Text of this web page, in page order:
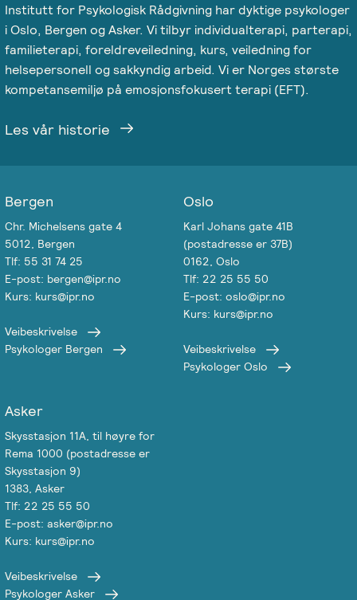
Institutt for Psykologisk Rådgivning har dyktige psykologer
i Oslo, Bergen og Asker. Vi tilbyr individualterapi, parterapi,
familieterapi, foreldreveiledning, kurs, veiledning for
helsepersonell og sakkyndig arbeid. Vi er Norges største
kompetansemiljø på emosjonsfokusert terapi (EFT).
Les vår historie
Bergen
Chr. Michelsens gate 4
5012, Bergen
Tlf: 55 31 74 25
E-post: bergen@ipr.no
Kurs: kurs@ipr.no
Veibeskrivelse
Psykologer Bergen
Oslo
Karl Johans gate 41B
(postadresse er 37B)
0162, Oslo
Tlf: 22 25 55 50
E-post: oslo@ipr.no
Kurs: kurs@ipr.no
Veibeskrivelse
Psykologer Oslo
Asker
Skysstasjon 11A, til høyre for
Rema 1000 (postadresse er
Skysstasjon 9)
1383, Asker
Tlf: 22 25 55 50
E-post: asker@ipr.no
Kurs: kurs@ipr.no
Veibeskrivelse
Psykologer Asker